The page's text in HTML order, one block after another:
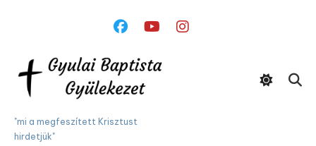
"mi a megfeszített Krisztust
hirdetjük"